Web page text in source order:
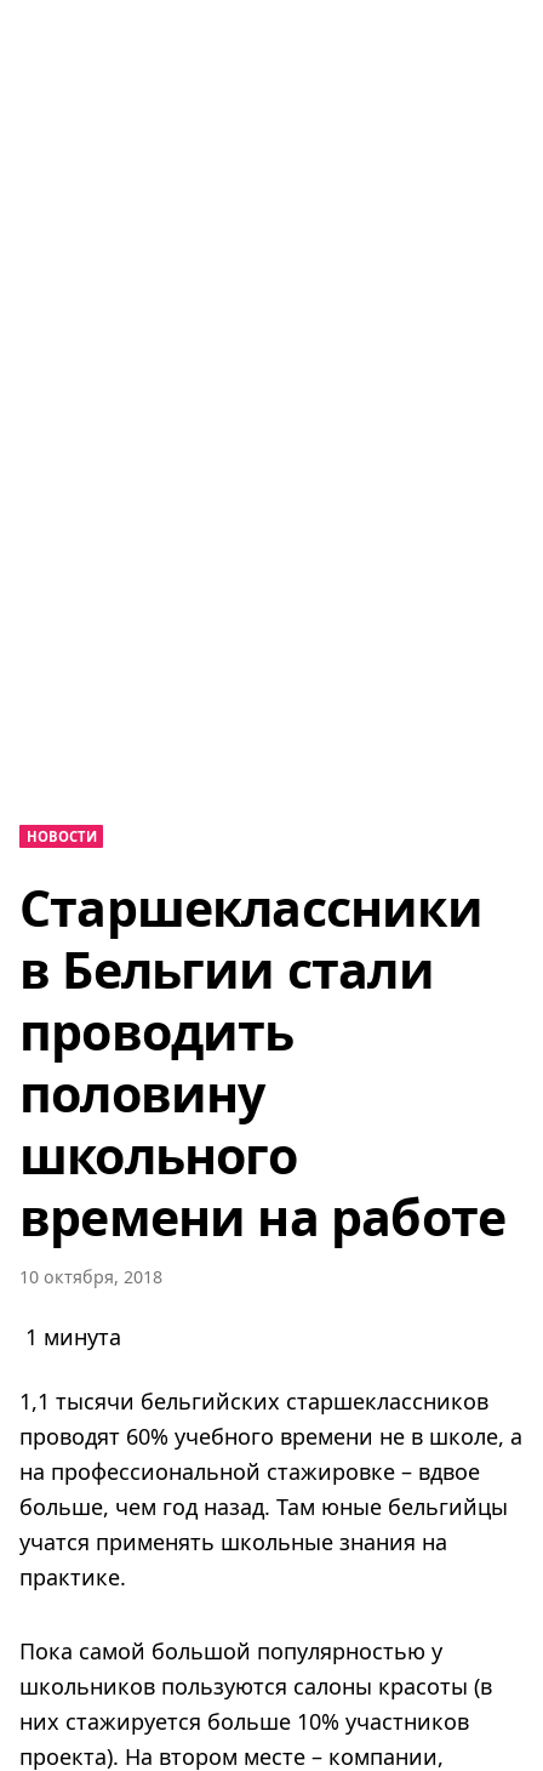
НОВОСТИ
Cтаршеклассники
в Бельгии стали
проводить
половину
школьного
времени на работе
10 октября, 2018
1 минута
1,1 тысячи бельгийских старшеклассников
проводят 60% учебного времени не в школе, а
на профессиональной стажировке – вдвое
больше, чем год назад. Там юные бельгийцы
учатся применять школьные знания на
практике.
Пока самой большой популярностью у
школьников пользуются салоны красоты (в
них стажируется больше 10% участников
проекта). На втором месте – компании,